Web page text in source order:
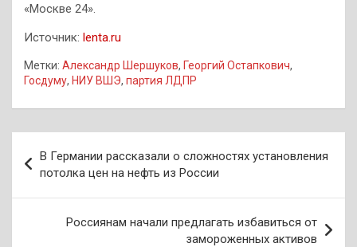
«Москве 24».
Источник: lenta.ru
Метки: Александр Шершуков, Георгий Остапкович,
Госдуму, НИУ ВШЭ, партия ЛДПР
по
записям
В Германии рассказали о сложностях установления
потолка цен на нефть из России
Россиянам начали предлагать избавиться от
замороженных активов